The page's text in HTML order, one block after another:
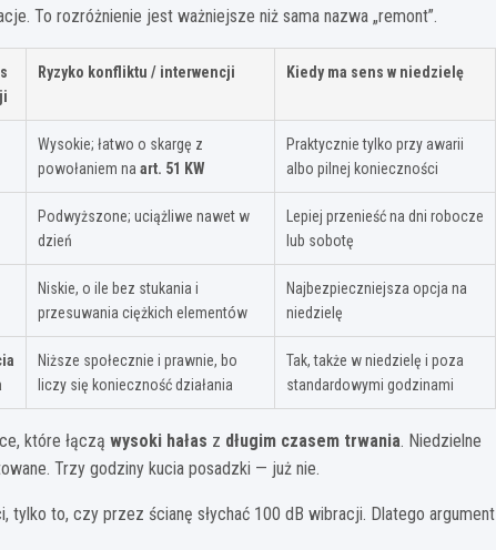
To rozróżnienie jest ważniejsze niż sama nazwa „remont”.
Ryzyko konfliktu / interwencji Kiedy ma sens w niedzielę
Wysokie; łatwo o skargę z
powołaniem na art. 51 KW
Praktycznie tylko przy awarii
albo pilnej konieczności
Podwyższone; uciążliwe nawet w
dzień
Lepiej przenieść na dni robocze
lub sobotę
Niskie, o ile bez stukania i
przesuwania ciężkich elementów
Najbezpieczniejsza opcja na
niedzielę
Niższe społecznie i prawnie, bo
liczy się konieczność działania
Tak, także w niedzielę i poza
standardowymi godzinami
które łączą wysoki hałas z długim czasem trwania. Niedzielne
Trzy godziny kucia posadzki — już nie.
tylko to, czy przez ścianę słychać 100 dB wibracji. Dlatego argument